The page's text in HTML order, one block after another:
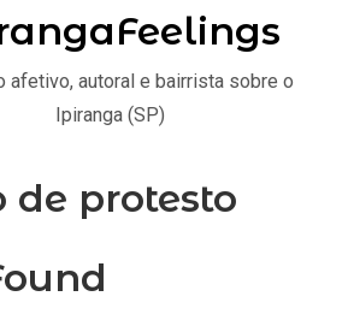
de protesto
afetivo, autoral e bairrista sobre o
Ipiranga (SP)